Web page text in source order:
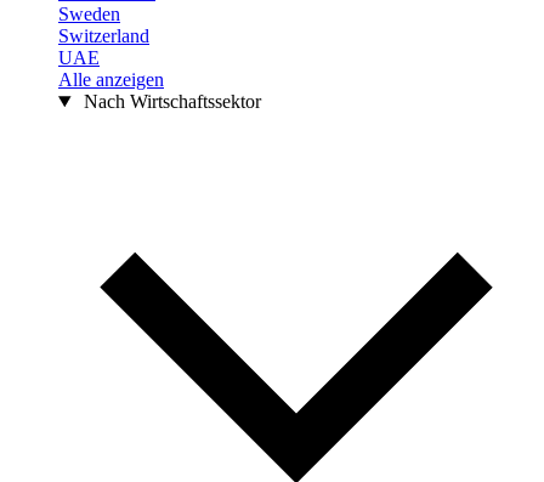
Sweden
Switzerland
UAE
Alle anzeigen
Nach Wirtschaftssektor